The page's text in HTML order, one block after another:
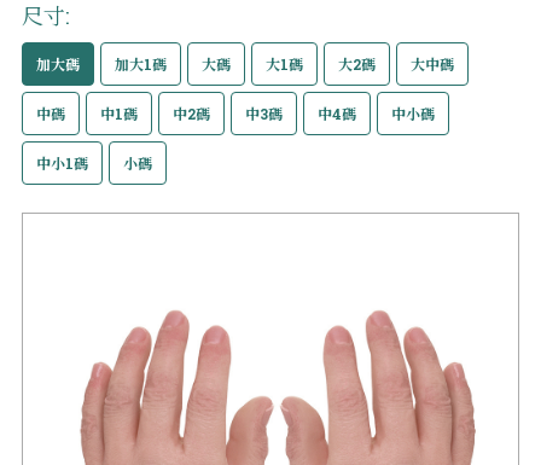
尺寸:
加大碼 加大1碼 大碼 大1碼 大2碼 大中碼
中碼 中1碼 中2碼 中3碼 中4碼 中小碼
中小1碼 小碼